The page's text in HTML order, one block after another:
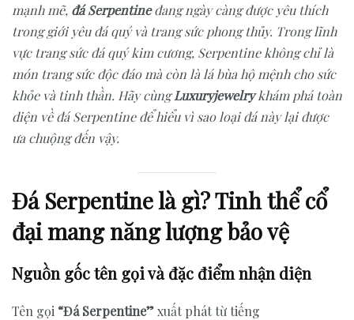
mạnh mẽ, đá Serpentineđang ngày càng được yêu thích
trong giới yêu đá quý và trang sức phong thủy. Trong lĩnh
vực trang sức đá quý kim cương, Serpentine không chỉ là
món trang sức độc đáo mà còn là lá bùa hộ mệnh cho sức
khỏe và tinh thần. Hãy cùngLuxuryjewelrykhám phá toàn
diện về đá Serpentine để hiểu vì sao loại đá này lại được
ưa chuộng đến vậy.
Đá Serpentine là gì? Tinh thể cổ
đại mang năng lượng bảo vệ
Nguồn gốc tên gọi và đặc điểm nhận diện
Tên gọi “Đá Serpentine”xuất phát từ tiếng